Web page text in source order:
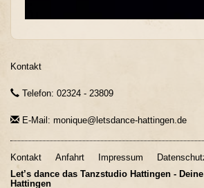
Kontakt
Telefon: 02324 - 23809
E-Mail: monique@letsdance-hattingen.de
Kontakt Anfahrt Impressum
Let’s dance das Tanzstudio Hattingen -
Hattingen